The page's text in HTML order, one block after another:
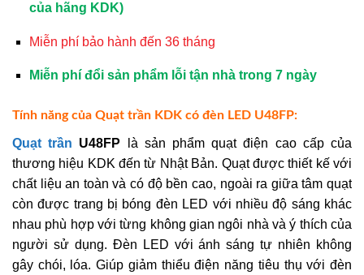
của hãng KDK)
Miễn phí bảo hành đến 36 tháng
Miễn phí đổi sản phẩm lỗi tận nhà trong 7 ngày
Tính năng của Quạt trần KDK có đèn LED U48FP:
Quạt trần U48FP là sản phẩm quạt điện cao cấp của
thương hiệu KDK đến từ Nhật Bản. Quạt được thiết kế với
chất liệu an toàn và có độ bền cao, ngoài ra giữa tâm quạt
còn được trang bị bóng đèn LED với nhiều độ sáng khác
nhau phù hợp với từng không gian ngôi nhà và ý thích của
người sử dụng. Đèn LED với ánh sáng tự nhiên không
gây chói, lóa. Giúp giảm thiểu điện năng tiêu thụ với đèn